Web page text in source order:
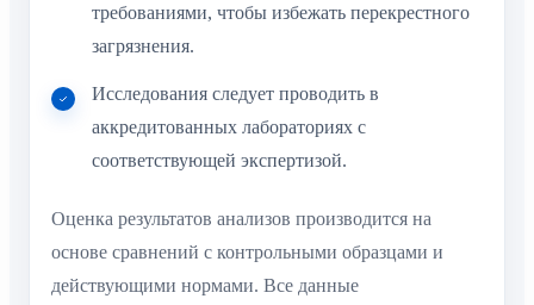
требованиями, чтобы избежать перекрестного
загрязнения.
Исследования следует проводить в
аккредитованных лабораториях с
соответствующей экспертизой.
Оценка результатов анализов производится на
основе сравнений с контрольными образцами и
действующими нормами. Все данные